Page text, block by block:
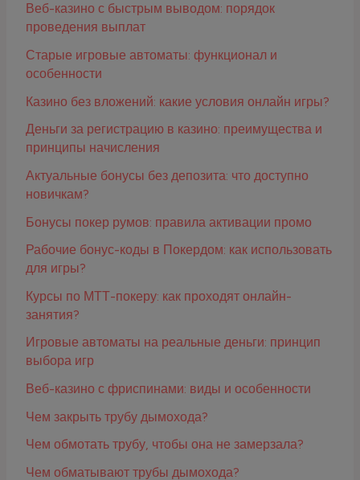
Веб-казино с быстрым выводом: порядок
проведения выплат
Старые игровые автоматы: функционал и
особенности
Казино без вложений: какие условия онлайн игры?
Деньги за регистрацию в казино: преимущества и
принципы начисления
Актуальные бонусы без депозита: что доступно
новичкам?
Бонусы покер румов: правила активации промо
Рабочие бонус-коды в Покердом: как использовать
для игры?
Курсы по МТТ-покеру: как проходят онлайн-
занятия?
Игровые автоматы на реальные деньги: принцип
выбора игр
Веб-казино с фриспинами: виды и особенности
Чем закрыть трубу дымохода?
Чем обмотать трубу, чтобы она не замерзала?
Чем обматывают трубы дымохода?